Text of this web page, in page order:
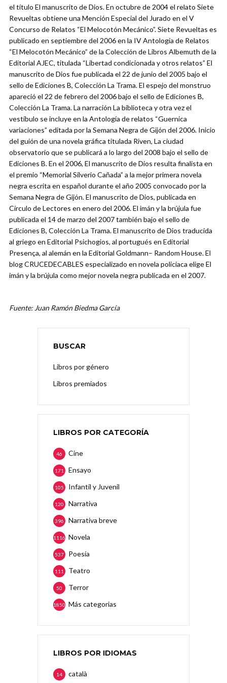
el título El manuscrito de Dios. En octubre de 2004 el relato Siete
Revueltas obtiene una Mención Especial del Jurado en el V
Concurso de Relatos “El Melocotón Mecánico”. Siete Revueltas es
publicado en septiembre del 2006 en la IV Antología de Relatos
“El Melocotón Mecánico” de la Colección de Libros Albemuth de la
Editorial AJEC, titulada “Libertad condicionada y otros relatos” El
manuscrito de Dios fue publicada el 22 de junio del 2005 bajo el
sello de Ediciones B, Colección La Trama. El espejo del monstruo
apareció el 22 de febrero del 2006 bajo el sello de Ediciones B,
Colección La Trama. La narración La biblioteca y otra vez el
vestíbulo se incluye en la Antología de relatos “Guernica
variaciones” editada por la Semana Negra de Gijón del 2006. Inicio
del guión de una novela gráfica titulada Riven, La ciudad
observatorio que se publicará a lo largo del 2008 bajo el sello de
Ediciones B. En el 2006, El manuscrito de Dios resulta finalista en
el premio “Memorial Silverio Cañada” a la mejor primera novela
negra escrita en español durante el año 2005 convocado por la
Semana Negra de Gijón. El manuscrito de Dios, publicada en
Círculo de Lectores en enero del 2006. El imán y la brújula fue
publicada el 14 de marzo del 2007 también bajo el sello de
Ediciones B, Colección La Trama. El manuscrito de Dios traducida
al griego en Editorial Psichogios, al portugués en Editorial
Presença, al alemán en la Editorial Goldmann– Random House. El
blog CRUCEDECABLES especializado en novela policiaca elige El
imán y la brújula como mejor novela negra publicada en el 2007.
Fuente: Juan Ramón Biedma García
BUSCAR
Libros por género
Libros premiados
LIBROS POR CATEGORÍA
Cine
46
Ensayo
171
Infantil y Juvenil
105
Narrativa
120
Narrativa breve
396
Novela
1116
Poesía
537
Teatro
111
Terror
50
Más categorias
1850
LIBROS POR IDIOMAS
català
14